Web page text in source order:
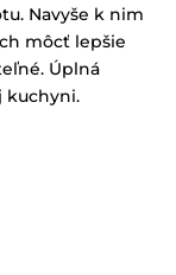
Navyše k nim
môcť lepšie
Úplná
kuchyni.